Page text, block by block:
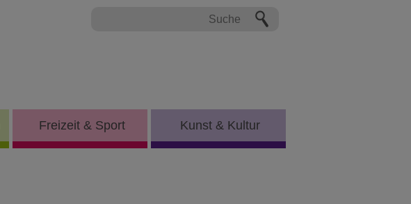
Freizeit & Sport Kunst & Kultur